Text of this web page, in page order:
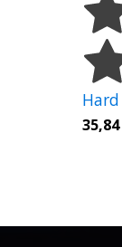
35,84